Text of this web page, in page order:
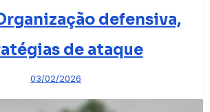
defensiva,
de ataque
03/02/2026